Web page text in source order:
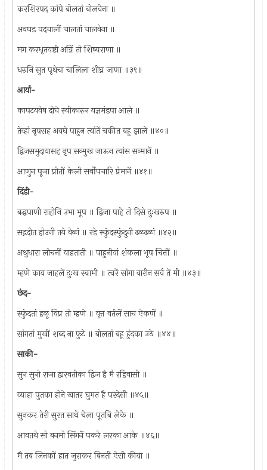
करशिरपद कांपे बोलतां बोलवेना ॥
अवघड पदचालीं चालतां चालवेना ॥
मग करधृतयष्टी अग्निं तो शिष्यराणा ॥
धरुनि सुत पृथेचा चालिला शीघ्र जाणा ॥३९॥
आर्या-
कापटयवेष दोघे स्वीकारुन यज्ञमंडपा आले ॥
तेव्हां नृपसह अवघे पाहुन त्यांतें चकीत बहु झाले ॥४०॥
द्विजसमुदायासह नृप सन्मुख जाऊन त्यांस सन्मानें ॥
आणुन पूजा प्रीतीं केली सर्वोपचारि प्रेमानें ॥४१॥
दिंडी-
बद्धपाणी राहोनि उभा भूप ॥ द्विजा पाहे तो दिसे दुःखरुप ॥
सद्गदीत होउनी तये वेळां ॥ रडे स्फुंदस्फुंदुनी ढळढळां ॥४२॥
अश्रुधारा लोचनीं वाहताती ॥ पाहुनीयां शंकला भूप चित्तीं ॥
म्हणे काय जाहलें दुःख स्वामी ॥ त्वरें सांगा वारीन सर्व तें मी ॥४३॥
छंद-
स्फुंदतां हळू विप्र तो म्हणे ॥ वृत्त वर्तलें साच ऐकणें ॥
सांगतां मुखीं शब्द ना फुटे ॥ बोलतां बहू हुंदका उठे ॥४४॥
साकी-
सुन सुनो राजा द्वारवतीका द्विज है मै रहिवासी ॥
व्याहा पुतका होने खातर घुमत है परदेसी ॥४५॥
सुनकर तेरी सुरत साथे चेला पूतबि लेके ॥
आवतथे सो बनमो सिंगनें पकरे लरका आके ॥४६॥
मै तब जिनकों हात जुराकर बिनती ऐसी कीया ॥